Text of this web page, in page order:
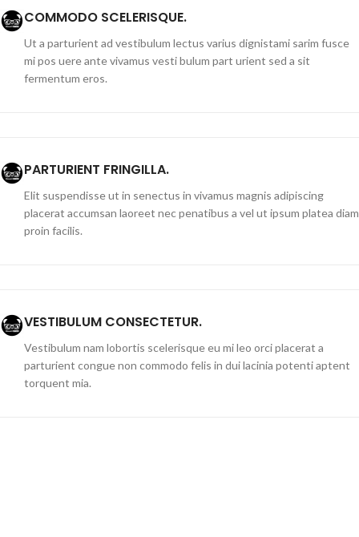
COMMODO SCELERISQUE.
Ut a parturient ad vestibulum lectus varius dignistami sarim fusce
mi pos uere ante vivamus vesti bulum part urient sed a sit
fermentum eros.
PARTURIENT FRINGILLA.
Elit suspendisse ut in senectus in vivamus magnis adipiscing
placerat accumsan laoreet nec penatibus a vel ut ipsum platea diam
proin facilis.
VESTIBULUM CONSECTETUR.
Vestibulum nam lobortis scelerisque eu mi leo orci placerat a
parturient congue non commodo felis in dui lacinia potenti aptent
torquent mia.